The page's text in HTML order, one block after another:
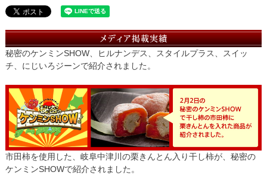
秘密のケンミンSHOW、ヒルナンデス、スタイルプラス、スイッ
チ、にじいろジーンで紹介されました。
市田柿を使用した、岐阜中津川の栗きんとん入り干し柿が、秘密の
ケンミンSHOWで紹介されました。